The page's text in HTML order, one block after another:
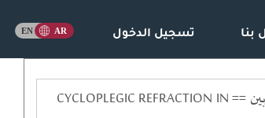
بنا تسجيل الدخول
الانكسار مشلول العضلة الهدبية في الاطفال الذين يعانون من الحول الانسي باستخدام عقار السكلوبنتولات ازاء الاتروبين == CYCLOPLEGIC REFRACTION IN